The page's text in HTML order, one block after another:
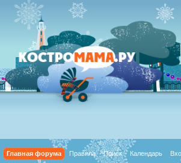
Главная форума Правила Поиск Календарь